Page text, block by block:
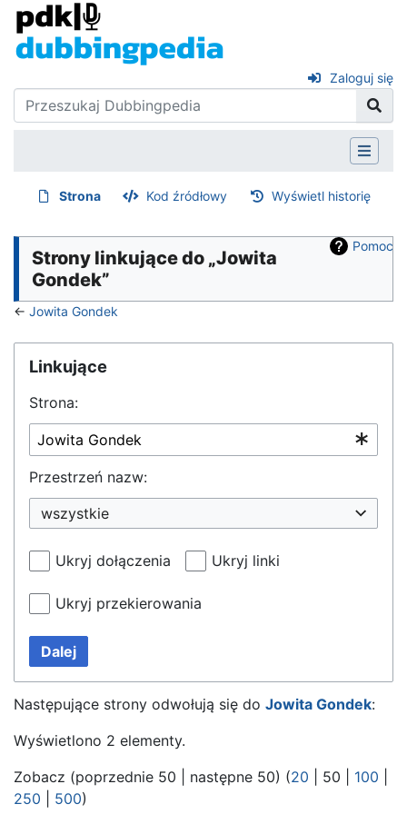
Zaloguj się
Strona Kod źródłowy Wyświetl historię
Pomoc
Strony linkujące do „Jowita
Gondek”
← Jowita Gondek
Linkujące
Strona:
Przestrzeń nazw:
wszystkie
Ukryj dołączenia Ukryj linki
Ukryj przekierowania
Dalej
Następujące strony odwołują się do Jowita Gondek:
Wyświetlono 2 elementy.
Zobacz (poprzednie 50 następne 50) (20 50 100
250
500)